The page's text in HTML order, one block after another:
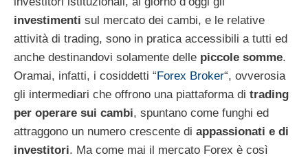
investimenti sul mercato dei cambi, e le relative
attività di trading, sono in pratica accessibili a tutti ed
anche destinandovi solamente delle piccole somme.
Oramai, infatti, i cosiddetti “ Forex Broker“, ovverosia
gli intermediari che offrono una piattaforma di trading
per operare sui cambi, spuntano come funghi ed
attraggono un numero crescente di appassionati e di
investitori. Ma come mai il mercato Forex è così